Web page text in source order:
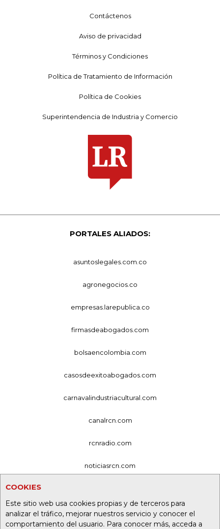
COOKIES
Este sitio web usa cookies propias y de terceros para
analizar el tráfico, mejorar nuestros servicio y conocer el
comportamiento del usuario. Para conocer más, acceda a
Contáctenos
Aviso de privacidad
Términos y Condiciones
Política de Tratamiento de Información
Política de Cookies
Superintendencia de Industria y Comercio
PORTALES ALIADOS:
asuntoslegales.com.co
agronegocios.co
empresas.larepublica.co
firmasdeabogados.com
bolsaencolombia.com
casosdeexitoabogados.com
carnavalindustriacultural.com
canalrcn.com
rcnradio.com
noticiasrcn.com
alerta.com.co